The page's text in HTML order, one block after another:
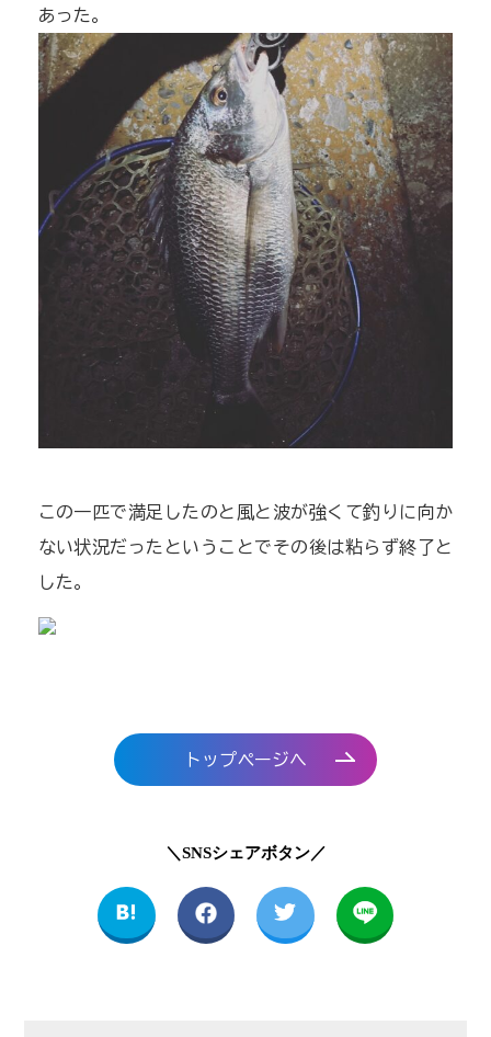
あった。
この一匹で満足したのと風と波が強くて釣りに向か
ない状況だったということでその後は粘らず終了と
した。
トップページへ
＼SNSシェアボタン／